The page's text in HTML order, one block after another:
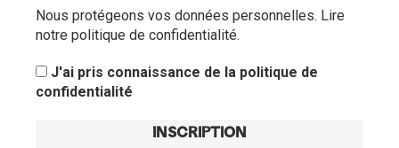
Nous protégeons vos données personnelles. Lire
notre politique de confidentialité.
J'ai pris connaissance de la politique de
confidentialité